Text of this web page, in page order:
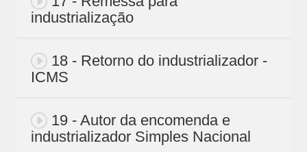
industrialização
18 - Retorno do industrializador -
ICMS
19 - Autor da encomenda e
industrializador Simples Nacional